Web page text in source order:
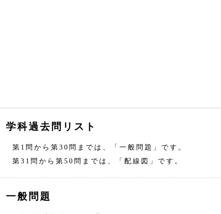
学科過去問リスト
第1問から第30問までは、「一般問題」です。
第31問から第50問までは、「配線図」です。
一般問題